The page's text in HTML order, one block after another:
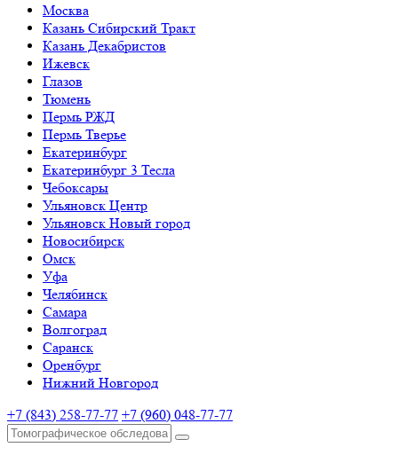
Москва
Казань Сибирский Тракт
Казань Декабристов
Ижевск
Глазов
Тюмень
Пермь РЖД
Пермь Тверье
Екатеринбург
Екатеринбург 3 Тесла
Чебоксары
Ульяновск Центр
Ульяновск Новый город
Новосибирск
Омск
Уфа
Челябинск
Самара
Волгоград
Саранск
Оренбург
Нижний Новгород
+7 (843) 258-77-77 +7 (960) 048-77-77